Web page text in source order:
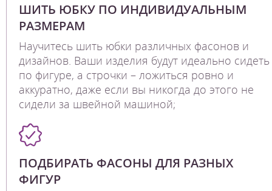
ШИТЬ ЮБКУ ПО ИНДИВИДУАЛЬНЫМ
РАЗМЕРАМ
Научитесь шить юбки различных фасонов и
дизайнов. Ваши изделия будут идеально сидеть
по фигуре, а строчки – ложиться ровно и
аккуратно, даже если вы никогда до этого не
сидели за швейной машиной;
ПОДБИРАТЬ ФАСОНЫ ДЛЯ РАЗНЫХ
ФИГУР